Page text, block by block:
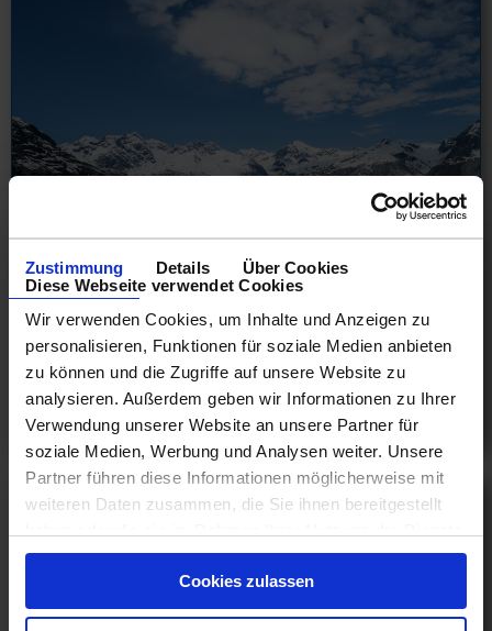
Zustimmung Details
Über Cookies
Diese Webseite verwendet Cookies
Wir verwenden Cookies, um Inhalte und Anzeigen zu
personalisieren, Funktionen für soziale Medien anbieten
zu können und die Zugriffe auf unsere Website zu
analysieren. Außerdem geben wir Informationen zu Ihrer
Verwendung unserer Website an unsere Partner für
soziale Medien, Werbung und Analysen weiter. Unsere
Partner führen diese Informationen möglicherweise mit
weiteren Daten zusammen, die Sie ihnen bereitgestellt
gesammelt haben.
Cookies zulassen
NCL Alaska - Jetzt supergünstig!
Alaska 8 Tage ab Whittier an Vancouver mit Cashback
15.08.26 - 09.10.27
ab714 €
am 31.05.27